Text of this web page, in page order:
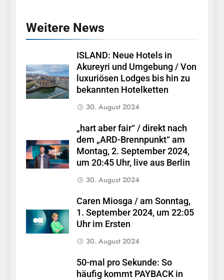
Weitere News
ISLAND: Neue Hotels in
Akureyri und Umgebung / Von
luxuriösen Lodges bis hin zu
bekannten Hotelketten
30. August 2024
„hart aber fair“ / direkt nach
dem „ARD-Brennpunkt“ am
Montag, 2. September 2024,
um 20:45 Uhr, live aus Berlin
30. August 2024
Caren Miosga / am Sonntag,
1. September 2024, um 22:05
Uhr im Ersten
30. August 2024
50-mal pro Sekunde: So
häufig kommt PAYBACK in